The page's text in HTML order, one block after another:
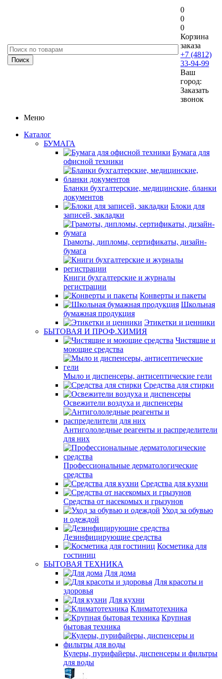
0
0
0
Корзина
заказа
+7 (4812)
33-94-99
Ваш
город:
Заказать
звонок
Меню
Каталог
БУМАГА
Бумага для
офисной техники
Бланки бухгалтерские, медицинские, бланки
документов
Блоки для
записей, закладки
Грамоты, дипломы, сертификаты, дизайн-
бумага
Книги бухгалтерские и журналы
регистрации
Конверты и пакеты
Школьная
бумажная продукция
Этикетки и ценники
БЫТОВАЯ И ПРОФ.ХИМИЯ
Чистящие и
моющие средства
Мыло и диспенсеры, антисептические гели
Средства для стирки
Освежители воздуха и диспенсеры
Антигололедные реагенты и распределители
для них
Профессиональные дерматологические
средства
Средства для кухни
Средства от насекомых и грызунов
Уход за обувью
и одеждой
Дезинфицирующие средства
Косметика для
гостиниц
БЫТОВАЯ ТЕХНИКА
Для дома
Для красоты и
здоровья
Для кухни
Климатотехника
Крупная
бытовая техника
Кулеры, пурифайеры, диспенсеры и фильтры
для воды